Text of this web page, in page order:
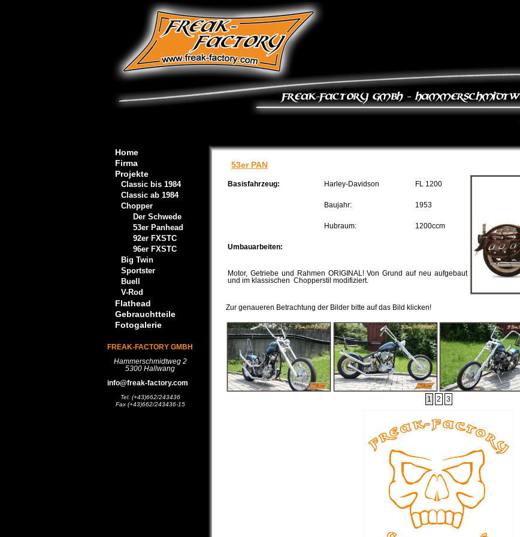
Home
Firma
Projekte
Classic bis 1984
Classic ab 1984
Chopper
Der Schwede
53er Panhead
92er FXSTC
96er FXSTC
Big Twin
Sportster
Buell
V-Rod
Flathead
Gebrauchtteile
Fotogalerie
FREAK-FACTORY GMBH
Hammerschmidtweg 2
5300 Hallwang
info@freak-factory.com
Tel. (+43)662/243436
Fax (+43)662/243436-15
53er PAN
Basisfahrzeug: Harley-Davidson FL 1200
Baujahr: 1953
Hubraum: 1200ccm
Umbauarbeiten:
Motor, Getriebe und Rahmen ORIGINAL! Von Grund auf neu aufgebaut
und im klassischen Chopperstil modifiziert.
Zur genaueren Betrachtung der Bilder bitte auf das Bild klicken!
1 2 3